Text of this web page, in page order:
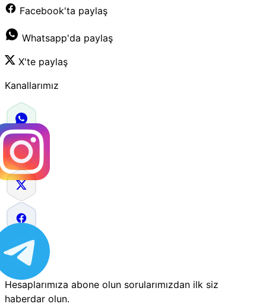
Facebook'ta paylaş
Whatsapp'da paylaş
X'te paylaş
Kanallarımız
Hesaplarımıza abone olun sorularımızdan ilk siz
haberdar olun.